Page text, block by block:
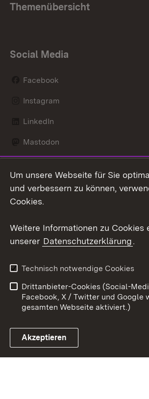
Themenübersicht
Social Media
Facebook
Instagram
LinkedIn
Mastodon
X / Twitter
Youtube
Link zum Landesportal
Kontakt
Barrierefreiheit
Impressum Cookies
Um unsere Webseite für Sie
und verbessern zu können,
Cookies.
Weitere Informationen zu Cookies
unserer Datenschutzerklärung.
Technisch notwendige Cookies
Drittanbieter-Cookies (Social-
Facebook, X / Twitter und Google
gesamten Webseite aktiviert.)
Akzeptieren